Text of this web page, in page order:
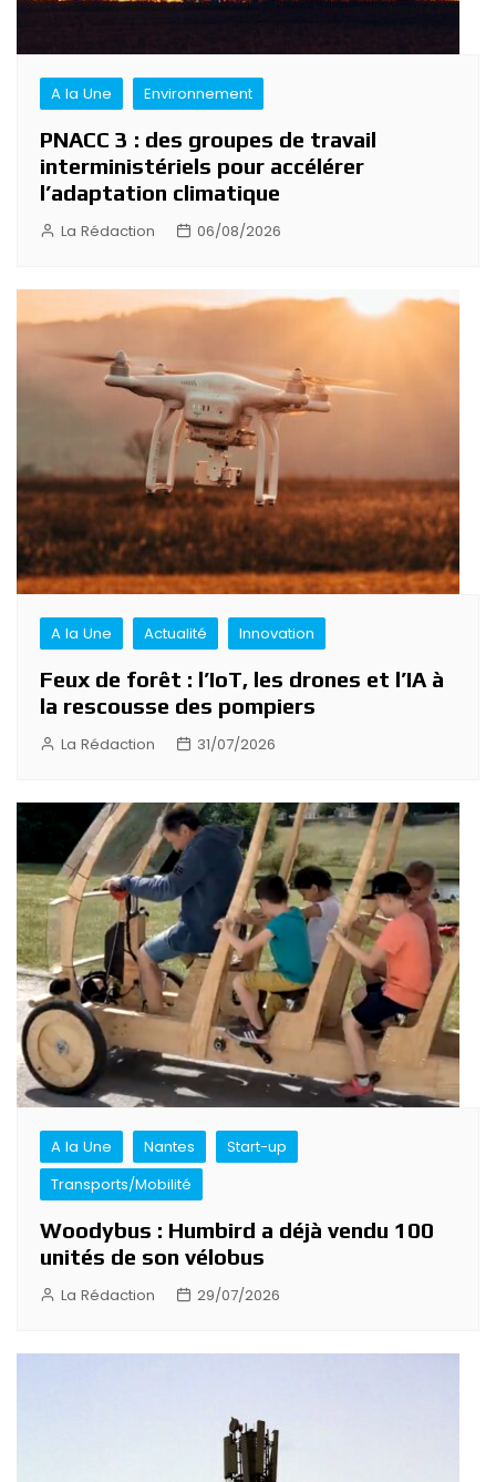
A la Une Environnement
PNACC 3 : des groupes de travail
interministériels pour accélérer
l’adaptation climatique
La Rédaction 06/08/2026
A la Une Actualité Innovation
Feux de forêt : l’IoT, les drones et l’IA à
la rescousse des pompiers
La Rédaction 31/07/2026
A la Une Nantes
Start-up
Transports/Mobilité
Woodybus : Humbird a déjà vendu 100
unités de son vélobus
La Rédaction 29/07/2026